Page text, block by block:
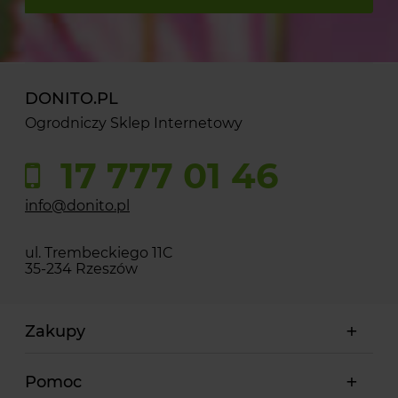
DONITO.PL
Ogrodniczy Sklep Internetowy
17 777 01 46
info@donito.pl
ul. Trembeckiego 11C
35-234 Rzeszów
Zakupy
Pomoc